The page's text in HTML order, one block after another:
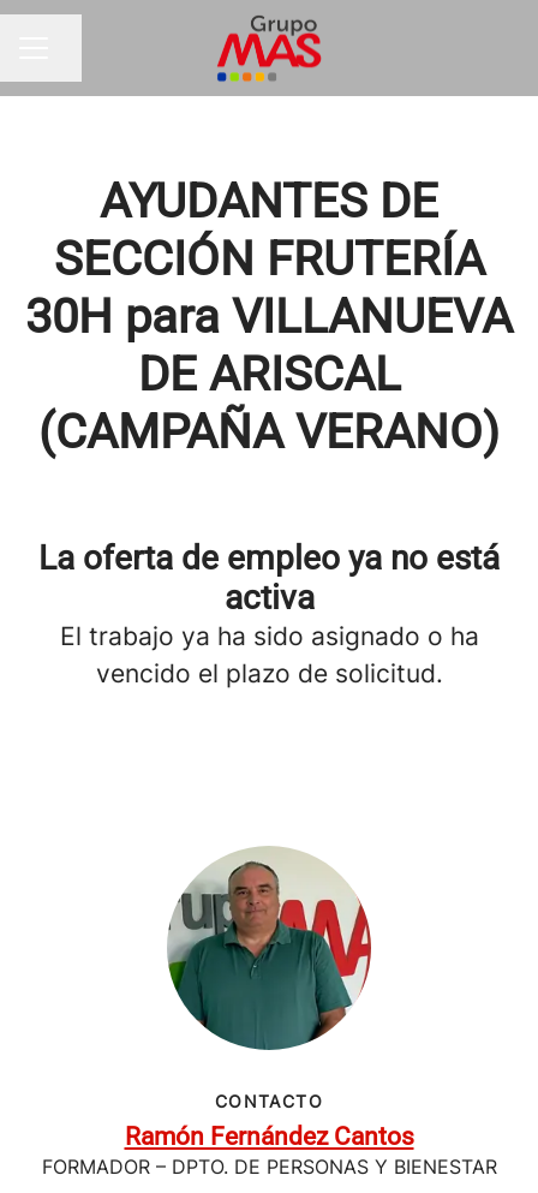
AYUDANTES DE
SECCIÓN FRUTERÍA
30H para VILLANUEVA
DE ARISCAL
(CAMPAÑA VERANO)
La oferta de empleo ya no está
activa
El trabajo ya ha sido asignado o ha
vencido el plazo de solicitud.
CONTACTO
Ramón Fernández Cantos
FORMADOR – DPTO. DE PERSONAS Y BIENESTAR